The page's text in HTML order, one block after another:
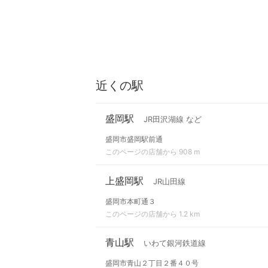
近くの駅
盛岡駅 JR田沢湖線 など
盛岡市盛岡駅前通
このページの店舗から 908 m
上盛岡駅 JR山田線
盛岡市本町通３
このページの店舗から 1.2 km
青山駅 いわて銀河鉄道線
盛岡市青山２丁目２番４０号